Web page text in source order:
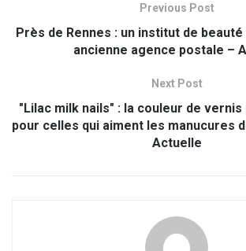
Previous Post
Près de Rennes : un institut de
ancienne agence postale –
Next Post
"Lilac milk nails" : la couleur de
pour celles qui aiment les manucures
Actuelle